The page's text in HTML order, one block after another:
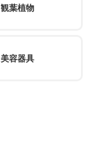
観葉植物
美容器具